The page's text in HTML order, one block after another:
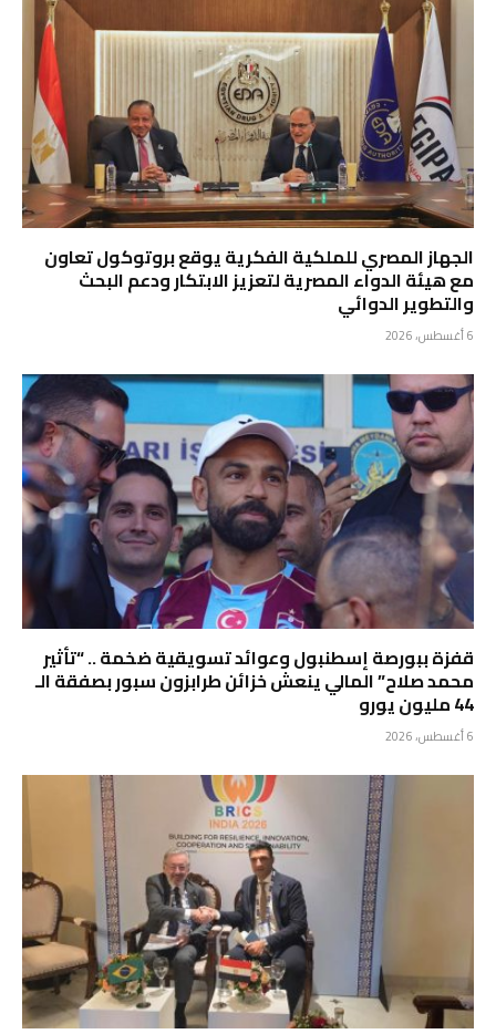
الجهاز المصري للملكية الفكرية يوقع بروتوكول تعاون
مع هيئة الدواء المصرية لتعزيز الابتكار ودعم البحث
والتطوير الدوائي
6 أغسطس، 2026
قفزة ببورصة إسطنبول وعوائد تسويقية ضخمة .. “تأثير
محمد صلاح” المالي ينعش خزائن طرابزون سبور بصفقة الـ
44 مليون يورو
6 أغسطس، 2026